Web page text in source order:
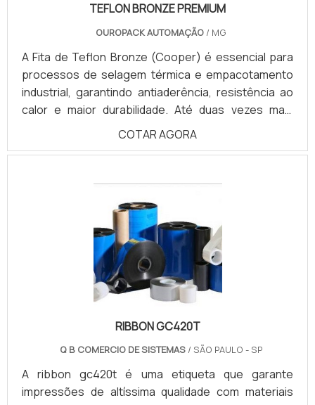
TEFLON BRONZE PREMIUM
OUROPACK AUTOMAÇÃO / MG
A Fita de Teflon Bronze (Cooper) é essencial para
processos de selagem térmica e empacotamento
industrial, garantindo antiaderência, resistência ao
calor e maior durabilidade. Até duas vezes mais
durável que as fitas teflon convencionais, gera
produtividade! Combinando a baixa fricção do Teflon
seladoras, prensas e máquinas de embalagem
contínua e intermitente. Proporciona excelente
desempenho em altas temperaturas e contato
direto com resistências, reduzindo o desgaste e
aumentando a eficiência do processo.
COTAR AGORA
RIBBON GC420T
Q B COMERCIO DE SISTEMAS / SÃO PAULO - SP
A ribbon gc420t é uma etiqueta que garante
impressões de altíssima qualidade com materiais